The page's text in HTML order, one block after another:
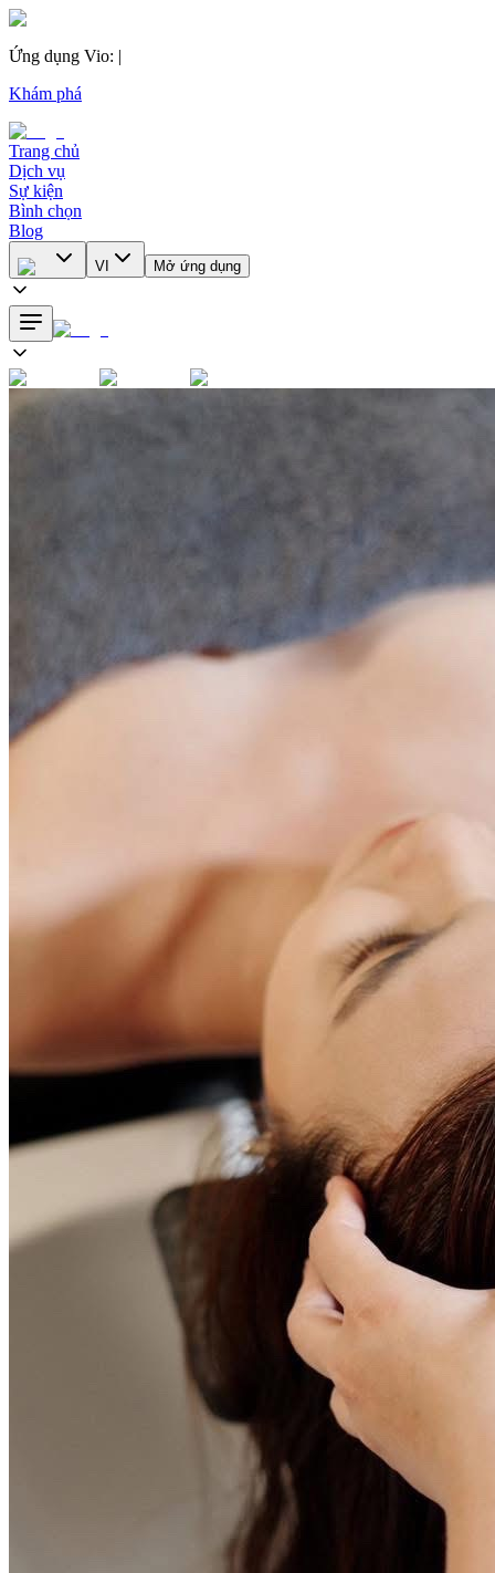
Ứng dụng Vio: |
Khám phá
Trang chủ
Dịch vụ
Sự kiện
Bình chọn
Blog
VI Mở ứng dụng